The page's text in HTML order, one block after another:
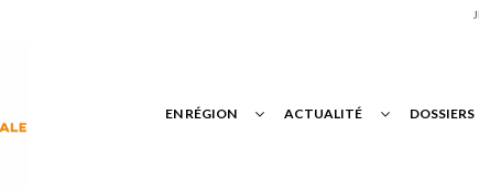
EN RÉGION ACTUALITÉ DOSSIERS